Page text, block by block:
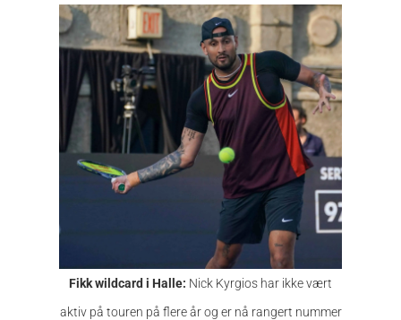
Fikk wildcard i Halle: Nick Kyrgios har ikke vært
aktiv på touren på flere år og er nå rangert nummer